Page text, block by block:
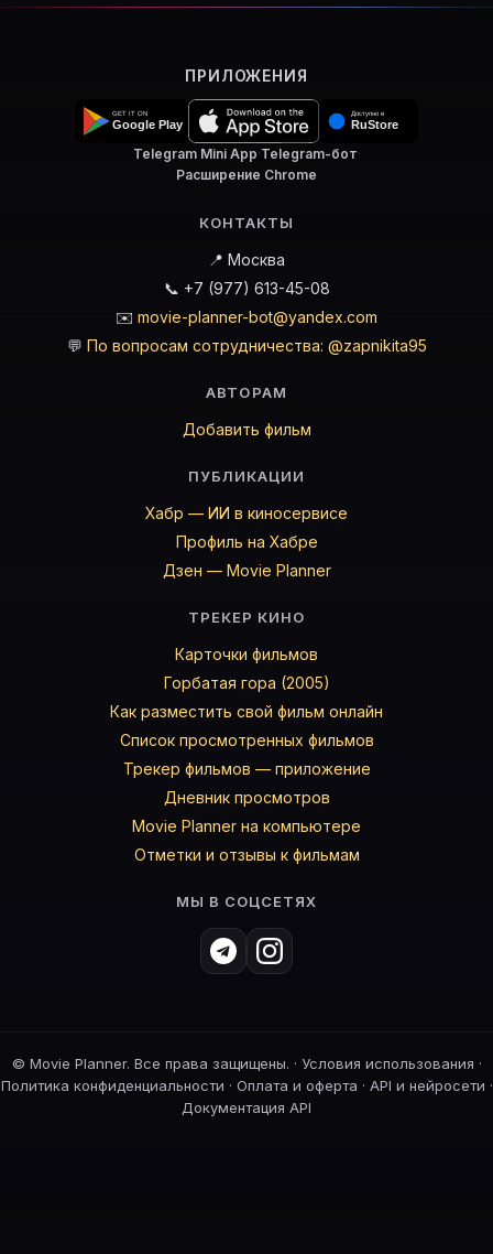
ПРИЛОЖЕНИЯ
Telegram Mini App·Telegram-бот·
Расширение Chrome
КОНТАКТЫ
📍 Москва
📞 +7 (977) 613-45-08
✉️ movie-planner-bot@yandex.com
💬 По вопросам сотрудничества: @zapnikita95
АВТОРАМ
Добавить фильм
ПУБЛИКАЦИИ
Хабр — ИИ в киносервисе
Профиль на Хабре
Дзен — Movie Planner
ТРЕКЕР КИНО
Карточки фильмов
Горбатая гора (2005)
Как разместить свой фильм онлайн
Список просмотренных фильмов
Трекер фильмов — приложение
Дневник просмотров
Movie Planner на компьютере
Отметки и отзывы к фильмам
МЫ В СОЦСЕТЯХ
© Movie Planner. Все права защищены. · Условия использования ·
Политика конфиденциальности · Оплата и оферта · API и нейросети ·
Документация API